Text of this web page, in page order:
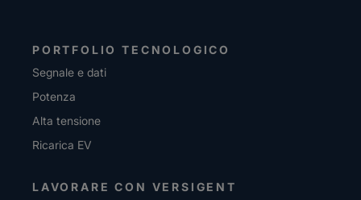
PORTFOLIO TECNOLOGICO
Segnale e dati
Potenza
Alta tensione
Ricarica EV
LAVORARE CON VERSIGENT